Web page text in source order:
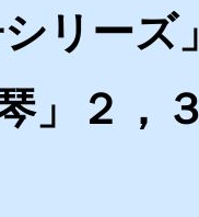
シリー
琴」２